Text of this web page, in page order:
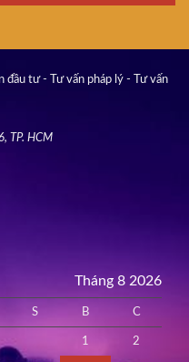
đầu tư - Tư vấn pháp lý - Tư vấn
TP. HCM
Tháng 8 2026
S B C
1 2